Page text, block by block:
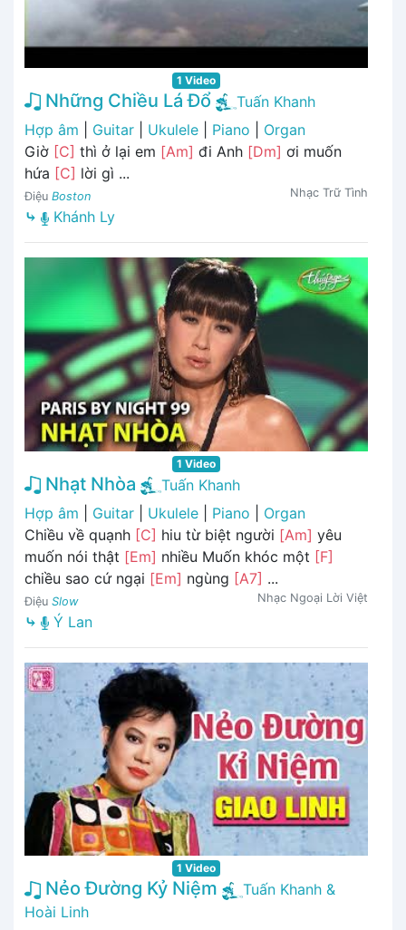
1 Video
Những Chiều Lá Đổ
Tuấn Khanh
Hợp âm
Guitar Ukulele Piano
Organ
Giờ [C] thì ở lại em [Am] đi Anh [Dm] ơi muốn
hứa [C] lời gì ...
Điệu Boston Nhạc Trữ Tình
⤷ Khánh Ly
1 Video
Nhạt Nhòa
Tuấn Khanh
Hợp âm
Guitar Ukulele Piano
Organ
Chiều về quạnh [C] hiu từ biệt người [Am] yêu
muốn nói thật [Em] nhiều Muốn khóc một [F]
chiều sao cứ ngại [Em] ngùng [A7] ...
Điệu Slow Nhạc Ngoại Lời Việt
⤷ Ý Lan
1 Video
Nẻo Đường Kỷ Niệm
Tuấn Khanh &
Hoài Linh